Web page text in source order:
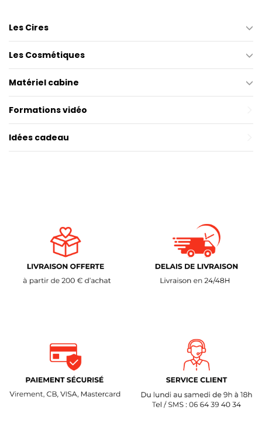
Les Cires
Les Cosmétiques
Matériel cabine
Formations vidéo
Idées cadeau